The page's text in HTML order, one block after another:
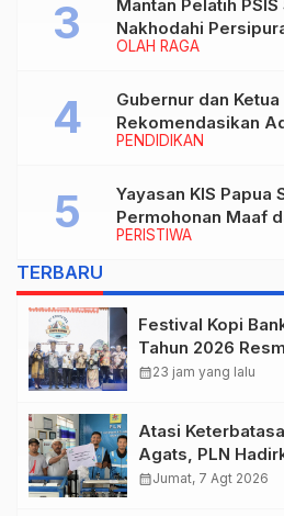
OLAH RAGA
Mantan Pelatih
Nakhodahi
PENDIDIKAN
Gubernur dan Ketua
Rekomendasikan
Rektor IAIN Fattahul
PERISTIWA
Yayasan KIS Papua
Permohonan Maaf
Biaya Korban
TERBARU
Festival Kopi
Tahun 2026
Warisan,
calendar_month23 jam yang lalu
Atasi
Agats, PLN
Desalinasi untuk
calendar_monthJumat, 7 Agt 2026